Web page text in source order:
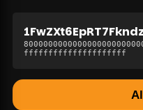
fffffffffffffffffffff